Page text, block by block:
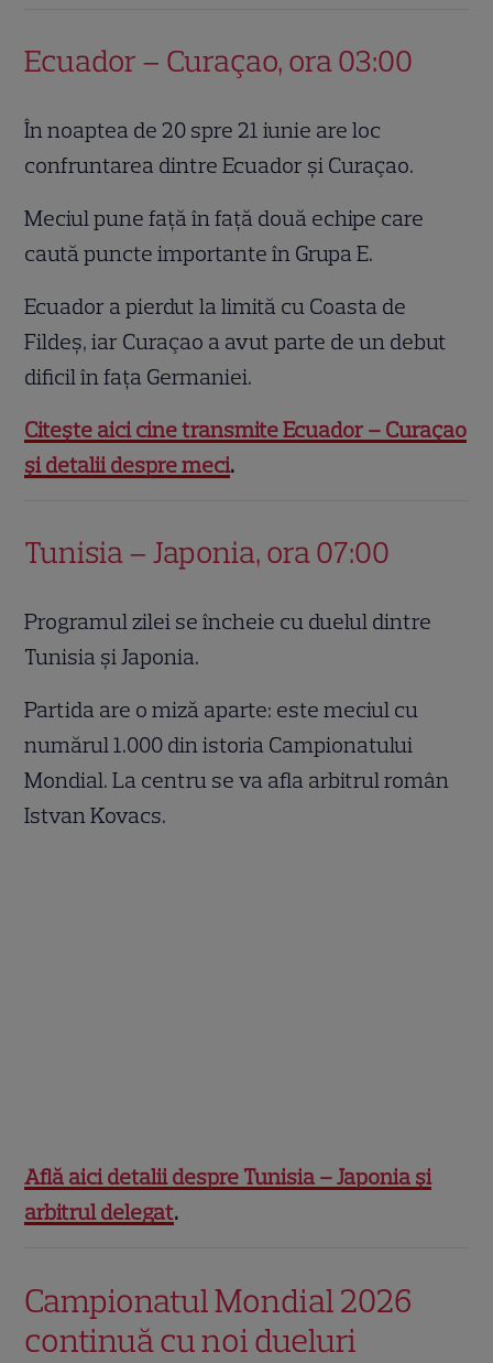
Ecuador – Curaçao, ora 03:00
În noaptea de 20 spre 21 iunie are loc
confruntarea dintre Ecuador și Curaçao.
Meciul pune față în față două echipe care
caută puncte importante în Grupa E.
Ecuador a pierdut la limită cu Coasta de
Fildeș, iar Curaçao a avut parte de un debut
dificil în fața Germaniei.
Citește aici cine transmite Ecuador – Curaçao
și detalii despre meci.
Tunisia – Japonia, ora 07:00
Programul zilei se încheie cu duelul dintre
Tunisia și Japonia.
Partida are o miză aparte: este meciul cu
numărul 1.000 din istoria Campionatului
Mondial. La centru se va afla arbitrul român
Istvan Kovacs.
Află aici detalii despre Tunisia – Japonia și
arbitrul delegat.
Campionatul Mondial 2026
continuă cu noi dueluri